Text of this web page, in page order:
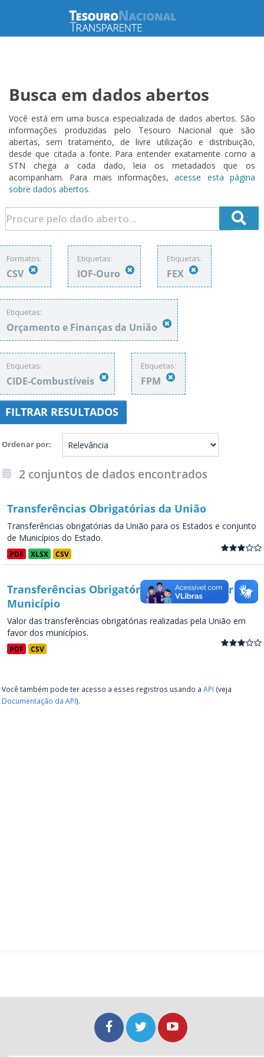
Busca em dados abertos
Você está em uma busca especializada de dados abertos. São
informações produzidas pelo Tesouro Nacional que são
abertas, sem tratamento, de livre utilização e distribuição,
desde que citada a fonte. Para entender exatamente como a
STN chega a cada dado, leia os metadados que os
acompanham. Para mais informações,acesse esta página
sobre dados abertos.
Formatos:
CSV
Etiquetas:
IOF-Ouro
Etiquetas:
FEX
Etiquetas:
Orçamento e Finanças da União
Etiquetas:
CIDE-Combustíveis
Etiquetas:
FPM
FILTRAR RESULTADOS
Ordenar por
2 conjuntos de dados encontrados
Transferências Obrigatórias da União
Transferências obrigatórias da União para os Estados e conjunto
de Municípios do Estado.
PDF XLSX CSV
Transferências Obrigatórias da União - por
Município
Valor das transferências obrigatórias realizadas pela União em
favor dos municípios.
PDF CSV
Você também pode ter acesso a esses registros usando a API (veja
Documentação da API).